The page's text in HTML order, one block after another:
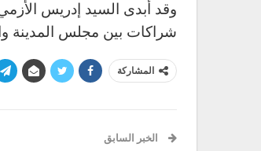
وقد أبدى السيد إدريس
شراكات بين مجلس المدينة
المشاركة
الخبر السابق